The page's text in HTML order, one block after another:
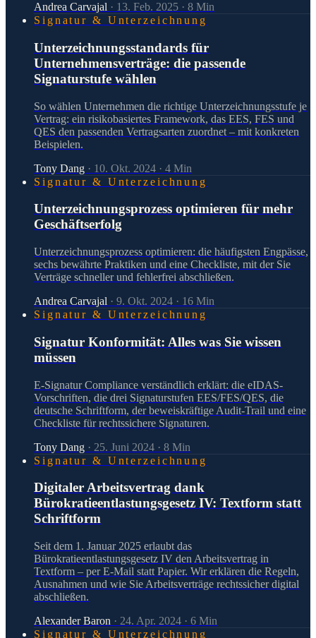
Andrea Carvajal · 13. Feb. 2025 · 8 Min
Signatur & Unterzeichnung
Unterzeichnungsstandards für
Unternehmensverträge: die passende
Signaturstufe wählen
So wählen Unternehmen die richtige Unterzeichnungsstufe je
Vertrag: ein risikobasiertes Framework, das EES, FES und
QES den passenden Vertragsarten zuordnet – mit konkreten
Beispielen.
Tony Dang · 10. Okt. 2024 · 4 Min
Signatur & Unterzeichnung
Unterzeichnungsprozess optimieren für mehr
Geschäftserfolg
Unterzeichnungsprozess optimieren: die häufigsten Engpässe,
sechs bewährte Praktiken und eine Checkliste, mit der Sie
Verträge schneller und fehlerfrei abschließen.
Andrea Carvajal · 9. Okt. 2024 · 16 Min
Signatur & Unterzeichnung
Signatur Konformität: Alles was Sie wissen
müssen
E-Signatur Compliance verständlich erklärt: die eIDAS-
Vorschriften, die drei Signaturstufen EES/FES/QES, die
deutsche Schriftform, der beweiskräftige Audit-Trail und eine
Checkliste für rechtssichere Signaturen.
Tony Dang · 25. Juni 2024 · 8 Min
Signatur & Unterzeichnung
Digitaler Arbeitsvertrag dank
Bürokratieentlastungsgesetz IV: Textform statt
Schriftform
Seit dem 1. Januar 2025 erlaubt das
Bürokratieentlastungsgesetz IV den Arbeitsvertrag in
Textform – per E-Mail statt Papier. Wir erklären die Regeln,
Ausnahmen und wie Sie Arbeitsverträge rechtssicher digital
abschließen.
Alexander Baron · 24. Apr. 2024 · 6 Min
Signatur & Unterzeichnung